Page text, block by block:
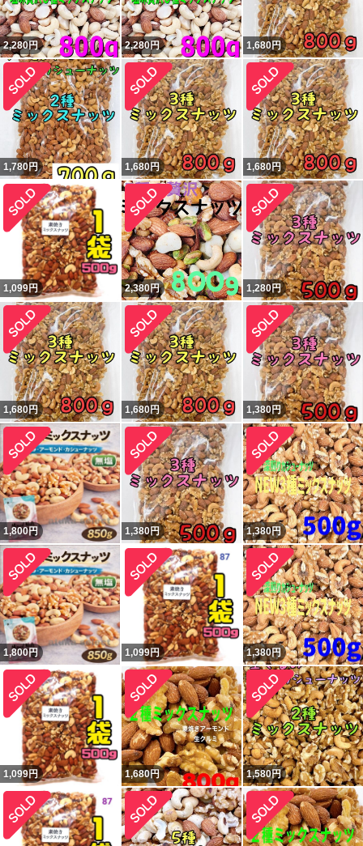
2,280円 2,280円 1,680円
1,780円 1,680円 1,680円
1,099円 2,380円 1,280円
1,680円 1,680円 1,380円
1,800円 1,380円 1,380円
1,800円 1,099円 1,380円
1,099円 1,680円 1,580円